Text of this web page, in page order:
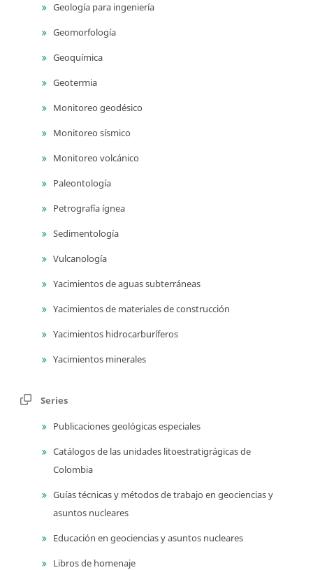
Geología para ingeniería
Geomorfología
Geoquímica
Geotermia
Monitoreo geodésico
Monitoreo sísmico
Monitoreo volcánico
Paleontología
Petrografía ígnea
Sedimentología
Vulcanología
Yacimientos de aguas subterráneas
Yacimientos de materiales de construcción
Yacimientos hidrocarburíferos
Yacimientos minerales
Series
Publicaciones geológicas especiales
Catálogos de las unidades litoestratigrágicas de
Colombia
Guías técnicas y métodos de trabajo en geociencias y
asuntos nucleares
Educación en geociencias y asuntos nucleares
Libros de homenaje